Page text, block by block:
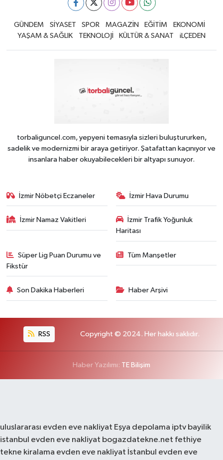
GÜNDEM SİYASET SPOR MAGAZİN EĞİTİM
EKONOMİ
YAŞAM & SAĞLIK
TEKNOLOJİ KÜLTÜR & SANAT iLÇEDEN
torbaliguncel.com, yepyeni temasıyla sizleri buluştururken,
sadelik ve modernizmi bir araya getiriyor. Şatafattan kaçınıyor ve
insanlara haber okuyabilecekleri bir altyapı sunuyor.
İzmir Nöbetçi Eczaneler İzmir Hava Durumu
İzmir Namaz Vakitleri
İzmir Trafik Yoğunluk
Haritası
Süper Lig Puan Durumu ve
Fikstür
Tüm Manşetler
Son Dakika Haberleri Haber Arşivi
RSS Copyright © 2024. Her hakkı saklıdır.
Haber Yazılımı: TE Bilişim
uluslararası evden eve nakliyat Eşya depolama iptv bayilik
istanbul evden eve nakliyat bogazdatekne.net fethiye
tekne kiralama evden eve nakliyat İstanbul evden eve